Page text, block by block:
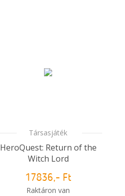
Társasjáték
HeroQuest: Return of the
Witch Lord
17836,- Ft
Raktáron van